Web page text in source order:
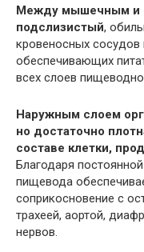
Между мышечным и
подслизистый,
кровеносных сосудов
обеспечивающих
всех слоев
Наружным слоем
но достаточно
составе клетки,
Благодаря
пищевода
соприкосновение с
трахеей, аортой,
нервов.